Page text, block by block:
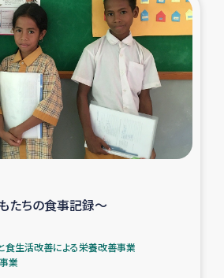
通した女性グループの生計支援
食生活改善による栄養改善事業
フェアトレード事業
緊急支援事業
を通じた子どもの栄養改善事業
たちの食事記録～
食生活改善による栄養改善事業
業